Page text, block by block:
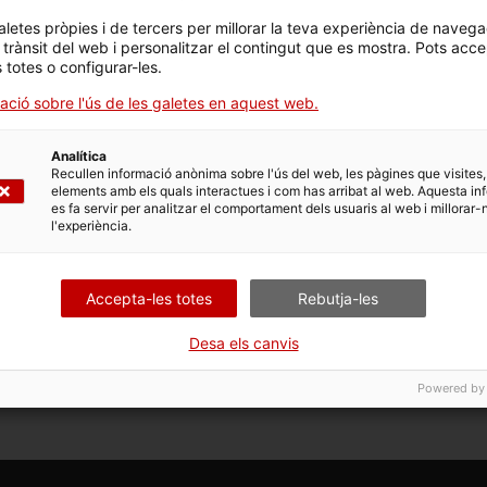
vinculades a aquest tràmit. Selecciona la que
de tramitació.
i aportar documentació
pròpies i de tercers per millorar la teva experiència de
del web i personalitzar el contingut que es mostra. Pots
totes o configurar-les.
sobre l'ús de les galetes en aquest web.
Analítica
Recullen informació anònima sobre l'ús del web, les pàgines que
elements amb els quals interactues i com has arribat al web. Aquesta
es fa servir per analitzar el comportament dels usuaris al web i millorar-
l'experiència.
Accepta-les totes Rebutja-les
Desa els canvis
Powered by